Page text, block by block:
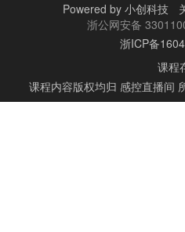
Powered by 小创科技
浙公网安备
浙ICP备
课程
课程内容版权均归 感控直播间